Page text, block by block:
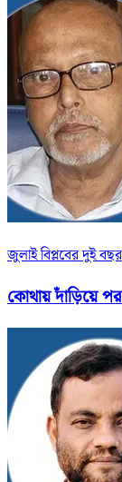
জুলাই বিপ্লবের দুই বছর
কোথায় দাঁড়িয়ে